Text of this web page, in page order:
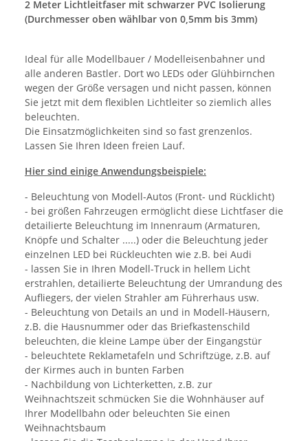
2 Meter Lichtleitfaser mit schwarzer PVC Isolierung
(Durchmesser oben wählbar von 0,5mm bis 3mm)
Ideal für alle Modellbauer / Modelleisenbahner und
alle anderen Bastler. Dort wo LEDs oder Glühbirnchen
wegen der Größe versagen und nicht passen, können
Sie jetzt mit dem flexiblen Lichtleiter so ziemlich alles
beleuchten.
Die Einsatzmöglichkeiten sind so fast grenzenlos.
Lassen Sie Ihren Ideen freien Lauf.
Hier sind einige Anwendungsbeispiele:
- Beleuchtung von Modell-Autos (Front- und Rücklicht)
- bei größen Fahrzeugen ermöglicht diese Lichtfaser die
detailierte Beleuchtung im Innenraum (Armaturen,
Knöpfe und Schalter .....) oder die Beleuchtung jeder
einzelnen LED bei Rückleuchten wie z.B. bei Audi
- lassen Sie in Ihren Modell-Truck in hellem Licht
erstrahlen, detailierte Beleuchtung der Umrandung des
Aufliegers, der vielen Strahler am Führerhaus usw.
- Beleuchtung von Details an und in Modell-Häusern,
z.B. die Hausnummer oder das Briefkastenschild
beleuchten, die kleine Lampe über der Eingangstür
- beleuchtete Reklametafeln und Schriftzüge, z.B. auf
der Kirmes auch in bunten Farben
- Nachbildung von Lichterketten, z.B. zur
Weihnachtszeit schmücken Sie die Wohnhäuser auf
Ihrer Modellbahn oder beleuchten Sie einen
Weihnachtsbaum